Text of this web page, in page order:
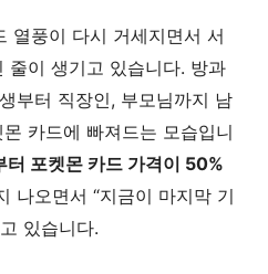
열풍이 다시 거세지면서 서
줄이 생기고 있습니다. 방과
부터 직장인, 부모님까지 남
카드에 빠져드는 모습입니
포켓몬 카드 가격이 50%
나오면서 “지금이 마지막 기
있습니다.